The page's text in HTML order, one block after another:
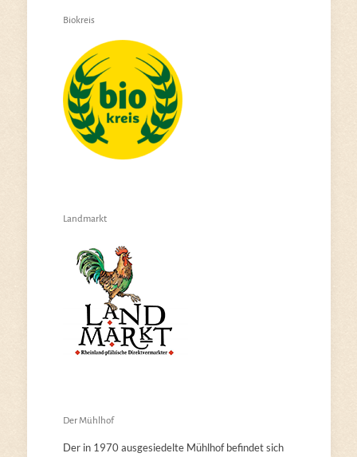
Biokreis
Landmarkt
Der Mühlhof
Der in 1970 ausgesiedelte Mühlhof befindet sich